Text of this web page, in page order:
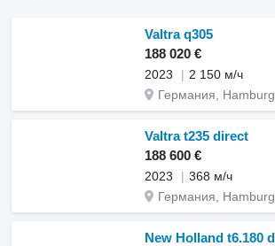
Valtra q305
188 020 €
2023
2 150 м/ч
Германия, Hamburg
Valtra t235 direct
188 600 €
2023
368 м/ч
Германия, Hamburg